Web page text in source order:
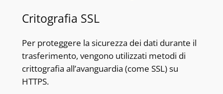
Critografia SSL
Per proteggere la sicurezza dei dati durante il
trasferimento, vengono utilizzati metodi di
crittografia all’avanguardia (come SSL) su
HTTPS.